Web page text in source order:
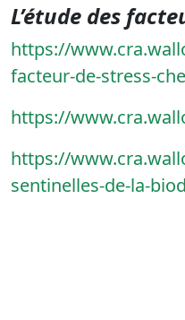
L’étude des
https://
facteur-de-stress-
https://
https://
sentinelles-de-la-